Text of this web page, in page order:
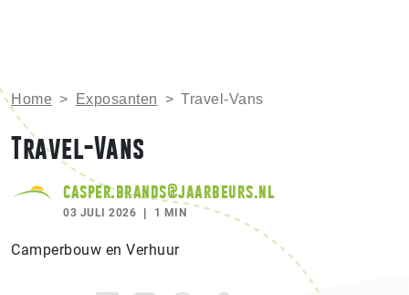
Home > Exposanten > Travel-Vans
Travel-Vans
casper.brands@jaarbeurs.nl
03 JULI 2026 1 MIN
Camperbouw en Verhuur